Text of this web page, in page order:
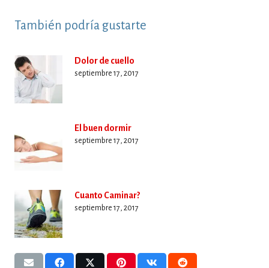
También podría gustarte
Dolor de cuello
septiembre 17, 2017
El buen dormir
septiembre 17, 2017
Cuanto Caminar?
septiembre 17, 2017